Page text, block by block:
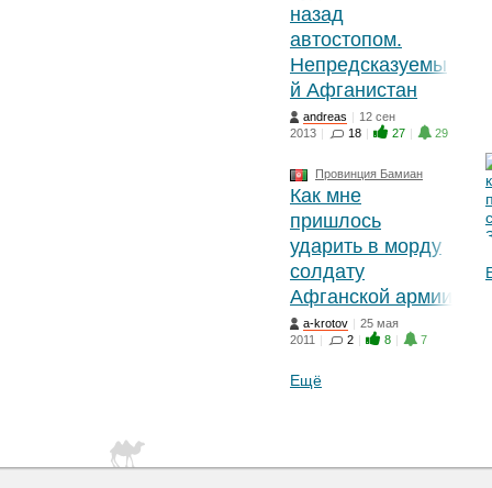
назад
автостопом.
Непредсказуемы
й Афганистан
andreas | 12 сен
2013 | 18 | 27 | 29
Провинция Бамиан
Как мне
пришлось
ударить в морду
солдату
Афганской армии
a-krotov | 25 мая
2011 | 2 | 8 | 7
Ещё